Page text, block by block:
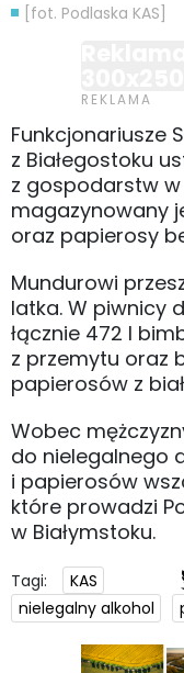
[fot. Podlaska KAS]
Funkcjonariusze
z Białegostoku
z gospodarstw
magazynowany
oraz papierosy
Mundurowi
latka. W piwnicy
łącznie 472 l
z przemytu oraz
papierosów z
Wobec
do nielegalnego
i papierosów
które prowadzi
w Białymstoku.
Tagi:
KAS
nielegalny alkohol